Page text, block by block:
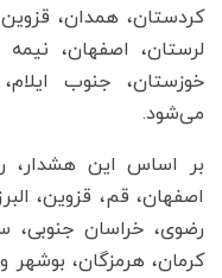
کردستان، همدان، قزوین،
لرستان، اصفهان،
خوزستان، جنوب
می‌شود.
بر اساس این هشدار،
اصفهان، قم، قزوین،
رضوی، خراسان
کرمان، هرمزگان،